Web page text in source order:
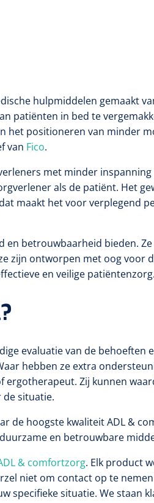
hulpmiddelen gemaakt
patiënten in bed te
het positioneren van minder
van Fico.
met minder
als de patiënt. Het
maakt het voor verplegend
en betrouwbaarheid bieden.
zijn ontworpen met oog voor
en veilige patiëntenzorg.
evaluatie van de behoeften
hebben ze extra
Zij kunnen
de situatie.
de hoogste kwaliteit ADL &
en betrouwbare
& comfortzorg. Elk product
niet om contact op te
specifieke situatie. We staan